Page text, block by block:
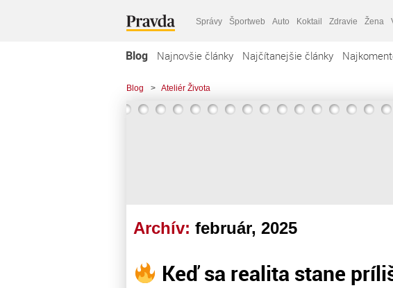
Správy Športweb Auto Koktail Zdravie Žena
Blog Najnovšie články Najčítanejšie články
Blog > Ateliér Života
Archív: február, 2025
Keď sa realita stane